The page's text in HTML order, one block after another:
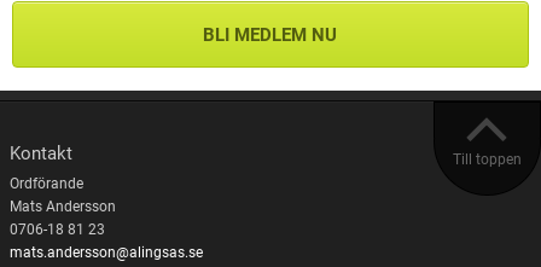
BLI MEDLEM NU
Till toppen
Kontakt
Ordförande
Mats Andersson
0706-18 81 23
mats.andersson@alingsas.se